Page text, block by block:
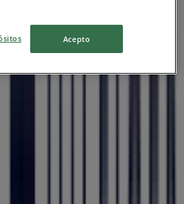
Tommy Hilfiger Delta - Local
Acepto